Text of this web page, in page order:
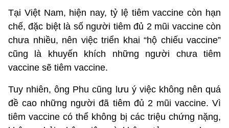
Tại Việt Nam, hiện nay, tỷ lệ tiêm vaccine còn hạn
chế, đặc biệt là số người tiêm đủ 2 mũi vaccine còn
chưa nhiều, nên việc triển khai “hộ chiếu vaccine”
cũng là khuyến khích những người chưa tiêm
vaccine sẽ tiêm vaccine.
Tuy nhiên, ông Phu cũng lưu ý việc không nên quá
đề cao những người đã tiêm đủ 2 mũi vaccine. Vì
tiêm vaccine có thể không bị các triệu chứng nặng,